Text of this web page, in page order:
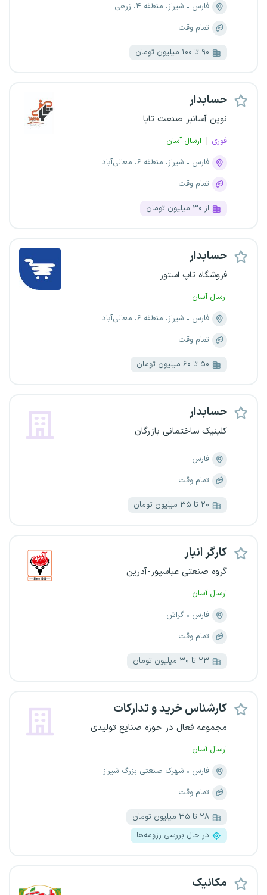
فارس
شیراز، منطقه ۴، زرهی
تمام وقت
۹۰ تا ۱۰۰ میلیون تومان
حسابدار
نوین آسانبر صنعت تابا
فوری
ارسال آسان
فارس
شیراز، منطقه ۶، معالی‌آباد
تمام وقت
از ۳۰ میلیون تومان
حسابدار
فروشگاه تاپ استور
ارسال آسان
فارس
شیراز، منطقه ۶، معالی‌آباد
تمام وقت
۵۰ تا ۶۰ میلیون تومان
حسابدار
کلینیک ساختمانی بازرگان
فارس
تمام وقت
۲۰ تا ۳۵ میلیون تومان
کارگر انبار
گروه صنعتی عباسپور-آدرین
ارسال آسان
فارس
گراش
تمام وقت
۲۳ تا ۳۰ میلیون تومان
کارشناس خرید و تدارکات
مجموعه فعال در حوزه صنایع تولیدی
ارسال آسان
فارس
شهرک صنعتی بزرگ شیراز
تمام وقت
۲۸ تا ۳۵ میلیون تومان
در حال بررسی رزومه‌ها
مکانیک